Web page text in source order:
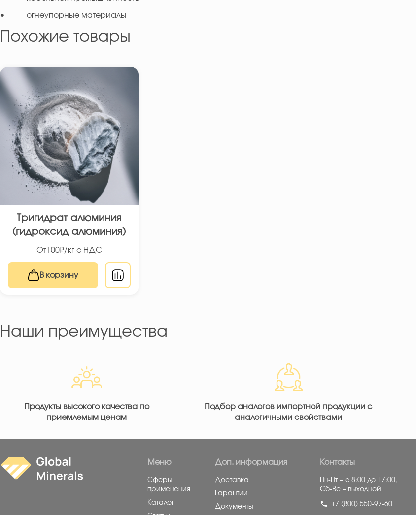
• огнеупорные материалы
Похожие товары
Тригидрат алюминия
(гидроксид алюминия)
От100₽/кг с НДС
В корзину
Наши преимущества
Продукты высокого качества по
приемлемым ценам
Подбор аналогов импортной продукции с
аналогичными свойствами
Меню
Сферы
применения
Каталог
Доп. информация
Доставка
Гарантии
Документы
Контакты
Пн-Пт – с 8:00 до 17:00,
Сб-Вс – выходной
+7 (800) 550-97-60